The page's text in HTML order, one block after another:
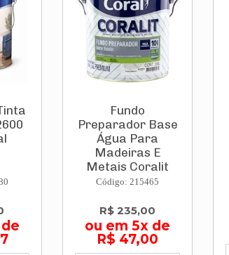
Fundo
Preparador Base
Água Para
Madeiras E
Metais Coralit
3,...
Código: 215465
R$ 235,00
ou em 5x de
R$ 47,00